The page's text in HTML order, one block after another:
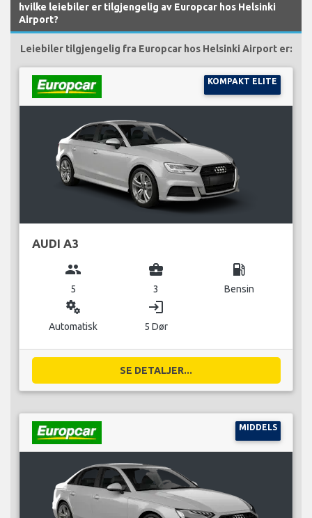
hvilke leiebiler er tilgjengelig av Europcar hos Helsinki
Airport?
Leiebiler tilgjengelig fra Europcar hos Helsinki Airport er:
KOMPAKT ELITE
AUDI A3
group
5
business_center
3
local_gas_station
Bensin
miscellaneous_services
Automatisk
login
5 Dør
SE DETALJER...
MIDDELS